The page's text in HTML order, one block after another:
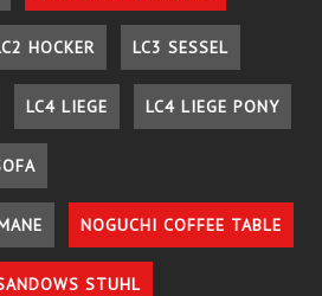
HOCKER LC3 SESSEL
LC4 LIEGE LC4 LIEGE PONY
NOGUCHI COFFEE TABLE
STUHL